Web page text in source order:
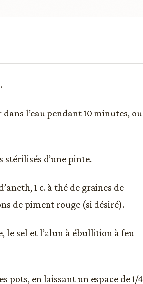
l’eau pendant 10 minutes, ou
stérilisés d’une pinte.
1 c. à thé de graines de
de piment rouge (si désiré).
le sel et l’alun à ébullition à feu
pots, en laissant un espace de 1/4